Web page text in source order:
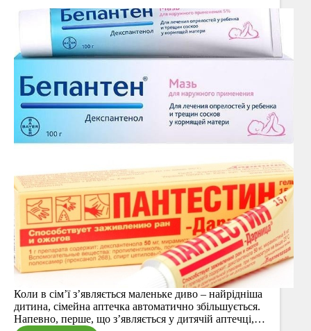
сухе?
Коли в сім’ї з’являється маленьке диво – найрідніша
дитина, сімейна аптечка автоматично збільшується.
Напевно, перше, що з’являється у дитячій аптечці,…